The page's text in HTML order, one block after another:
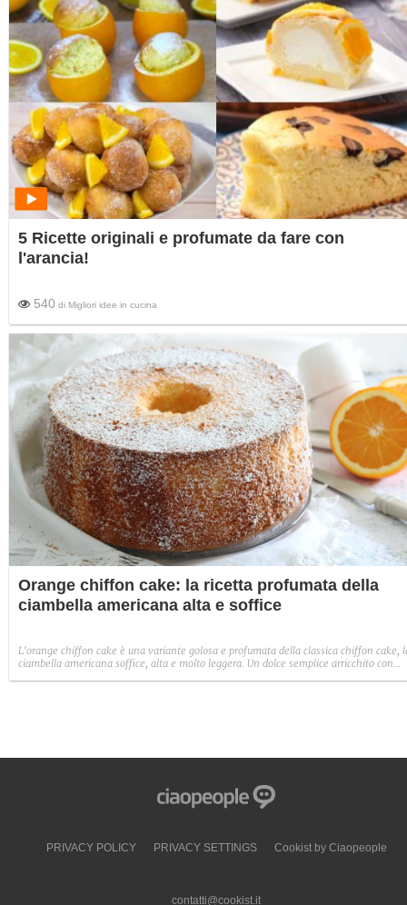
5 Ricette originali e profumate da fare con
l'arancia!
540 di Migliori idee in cucina
Orange chiffon cake: la ricetta profumata della
ciambella americana alta e soffice
L'orange chiffon cake è una variante golosa e profumata della classica chiffon cake,
ciambella americana soffice, alta e molto leggera. Un dolce semplice arricchito con
PRIVACY POLICY PRIVACY SETTINGS Cookist by Ciaopeople
contatti@cookist.it